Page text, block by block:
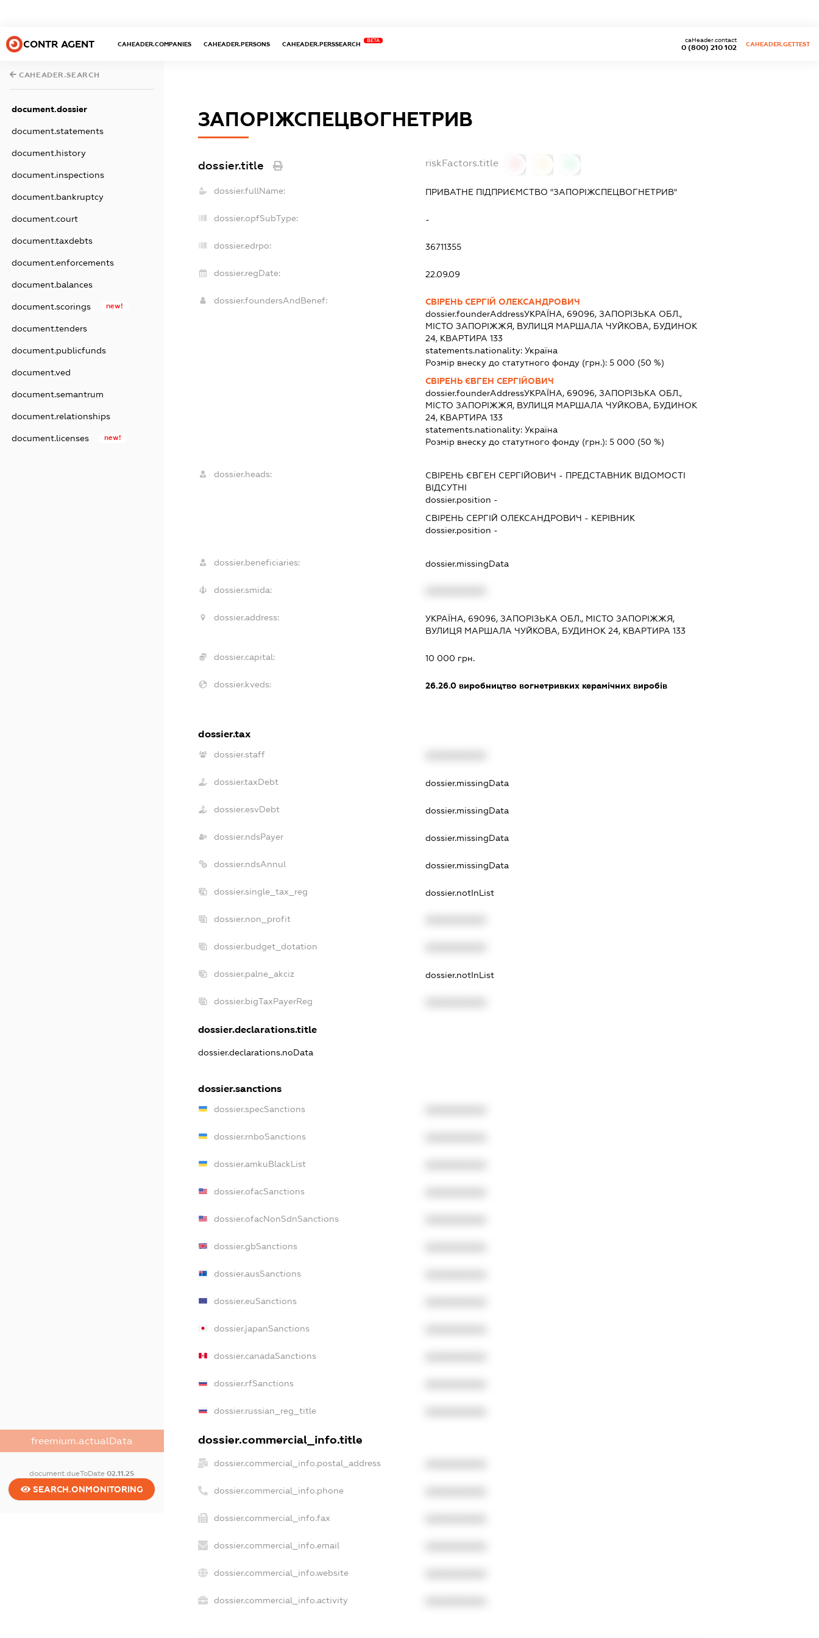
CONTR AGENT CAHEADER.COMPANIES CAHEADER.PERSONS CAHEADER.PERSSEARCH
BETA
0 (800) 210 102
caHeader.contact
CAHEADER.GETTEST
CAHEADER.SEARCH
document.dossier
document.statements
document.history
document.inspections
document.bankruptcy
document.court
document.taxdebts
document.enforcements
document.balances
document.scorings new!
document.tenders
document.publicfunds
document.ved
document.semantrum
document.relationships
document.licenses new!
freemium.actualData
document.dueToDate02.11.25
SEARCH.ONMONITORING
ЗАПОРІЖСПЕЦВОГНЕТРИВ
dossier.title riskFactors.title
dossier.fullName: ПРИВАТНЕ ПІДПРИЄМСТВО "ЗАПОРІЖСПЕЦВОГНЕТРИВ"
dossier.opfSubType: -
dossier.edrpo: 36711355
dossier.regDate: 22.09.09
dossier.foundersAndBenef:
СВІРЕНЬ СЕРГІЙ ОЛЕКСАНДРОВИЧ
dossier.founderAddressУКРАЇНА, 69096, ЗАПОРІЗЬКА ОБЛ.,
МІСТО ЗАПОРІЖЖЯ, ВУЛИЦЯ МАРШАЛА ЧУЙКОВА, БУДИНОК
24, КВАРТИРА 133
statements.nationality: Україна
Розмір внеску до статутного фонду (грн.): 5 000 (50 %)
СВІРЕНЬ ЄВГЕН СЕРГІЙОВИЧ
dossier.founderAddressУКРАЇНА, 69096, ЗАПОРІЗЬКА ОБЛ.,
МІСТО ЗАПОРІЖЖЯ, ВУЛИЦЯ МАРШАЛА ЧУЙКОВА, БУДИНОК
24, КВАРТИРА 133
statements.nationality: Україна
Розмір внеску до статутного фонду (грн.): 5 000 (50 %)
dossier.heads: СВІРЕНЬ ЄВГЕН СЕРГІЙОВИЧ - ПРЕДСТАВНИК ВІДОМОСТІ
ВІДСУТНІ
dossier.position -
СВІРЕНЬ СЕРГІЙ ОЛЕКСАНДРОВИЧ - КЕРІВНИК
dossier.position -
dossier.beneficiaries: dossier.missingData
dossier.smida:
dossier.address:
УКРАЇНА, 69096, ЗАПОРІЗЬКА ОБЛ., МІСТО ЗАПОРІЖЖЯ,
ВУЛИЦЯ МАРШАЛА ЧУЙКОВА, БУДИНОК 24, КВАРТИРА 133
dossier.capital: 10 000 грн.
dossier.kveds: 26.26.0виробництво вогнетривких керамічних виробів
dossier.tax
dossier.staff
dossier.taxDebt dossier.missingData
dossier.esvDebt dossier.missingData
dossier.ndsPayer dossier.missingData
dossier.ndsAnnul dossier.missingData
dossier.single_tax_reg dossier.notInList
dossier.non_profit
dossier.budget_dotation
dossier.palne_akciz dossier.notInList
dossier.bigTaxPayerReg
dossier.declarations.title
dossier.declarations.noData
dossier.sanctions
dossier.specSanctions
dossier.rnboSanctions
dossier.amkuBlackList
dossier.ofacSanctions
dossier.ofacNonSdnSanctions
dossier.gbSanctions
dossier.ausSanctions
dossier.euSanctions
dossier.japanSanctions
dossier.canadaSanctions
dossier.rfSanctions
dossier.russian_reg_title
dossier.commercial_info.title
dossier.commercial_info.postal_address
dossier.commercial_info.phone
dossier.commercial_info.fax
dossier.commercial_info.email
dossier.commercial_info.website
dossier.commercial_info.activity